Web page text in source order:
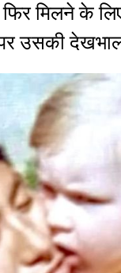
मिलने के लिए
उसकी